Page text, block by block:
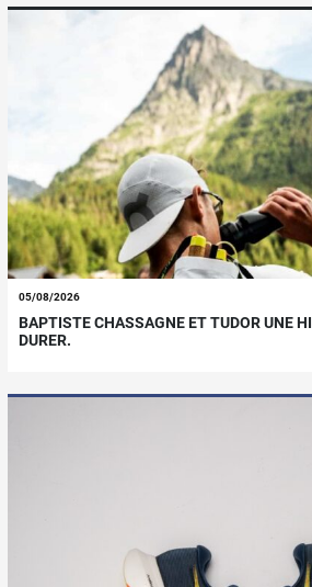
05/08/2026
BAPTISTE CHASSAGNE ET TUDOR UNE
DURER.